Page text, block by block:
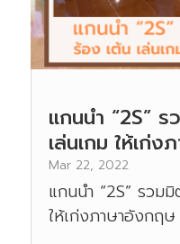
แกนนำ “2S”
เล่นเกม ให้เก่
Mar 22, 2022
แกนนำ “2S” รวม
ให้เก่งภาษาอังกฤษ